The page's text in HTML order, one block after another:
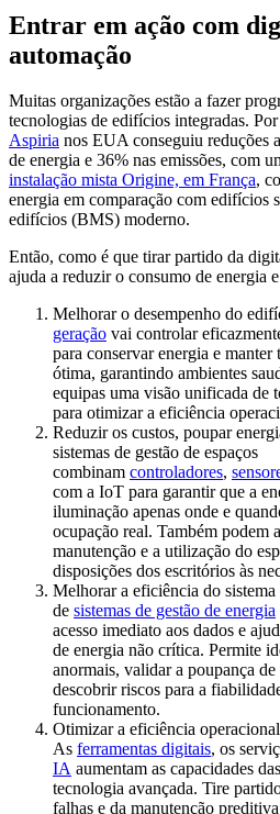
Entrar em ação com
automação
Muitas organizações estão a fazer
tecnologias de edifícios integradas.
Aspiria nos EUA conseguiu reduções
de energia e 36% nas emissões, com
instalação mista Origine, em França,
energia em comparação com edifícios
edifícios (BMS) moderno.
Então, como é que tirar partido da
ajuda a reduzir o consumo de energia
Melhorar o desempenho do
geração vai controlar
para conservar energia e
ótima, garantindo ambientes
equipas uma visão unificada de
para otimizar a eficiência
Reduzir os custos, poupar
sistemas de gestão de espaços
combinam controladores,
com a IoT para garantir que a
iluminação apenas onde e
ocupação real. Também podem
manutenção e a utilização do
disposições dos escritórios às
Melhorar a eficiência do
de sistemas de gestão de energia
acesso imediato aos dados e
de energia não crítica. Permite
anormais, validar a poupança de
descobrir riscos para a
funcionamento.
Otimizar a eficiência
As ferramentas digitais, os
IA aumentam as capacidades
tecnologia avançada. Tire
falhas e da manutenção